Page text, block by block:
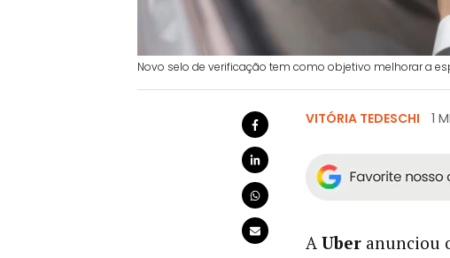
Novo selo de verificação tem como objetivo melhorar a
VITÓRIA TEDESCHI 1
A Uber anunciou